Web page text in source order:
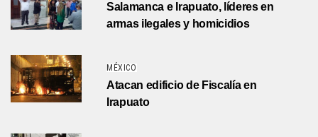
Salamanca e Irapuato, líderes en
armas ilegales y homicidios
MÉXICO
Atacan edificio de Fiscalía en
Irapuato